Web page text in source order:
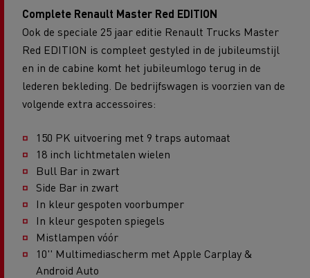
Complete Renault Master Red EDITION
Ook de speciale 25 jaar editie Renault Trucks Master
Red EDITION is compleet gestyled in de jubileumstijl
en in de cabine komt het jubileumlogo terug in de
lederen bekleding. De bedrijfswagen is voorzien van de
volgende extra accessoires:
150 PK uitvoering met 9 traps automaat
18 inch lichtmetalen wielen
Bull Bar in zwart
Side Bar in zwart
In kleur gespoten voorbumper
In kleur gespoten spiegels
Mistlampen vóór
10'' Multimediascherm met Apple Carplay &
Android Auto